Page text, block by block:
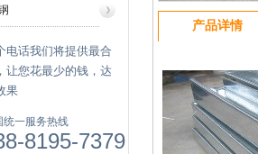
冠状病毒爆发有关的发展情况
业资讯】四川钢轨：唐山当地价格指数
新闻中心】四川钢轨：本周钢铁市场还有下
间
业资讯】成都市鑫红鑫年会观点回顾——
电话我们将提供最合
让您花最少的钱，达
果
统一服务热线
8195-7379
产品详情